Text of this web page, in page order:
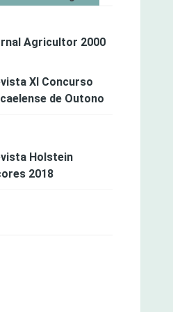
Agricultor 2000
XI Concurso
de Outono
Holstein
2018